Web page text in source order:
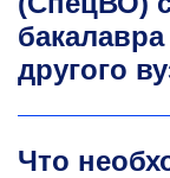
другого
Что